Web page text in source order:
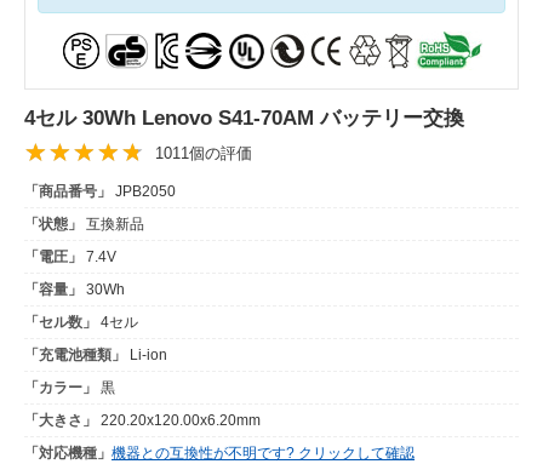
4セル 30Wh Lenovo S41-70AM バッテリー交換
1011個の評価
「商品番号」
JPB2050
「状態」
互換新品
「電圧」
7.4V
「容量」
30Wh
「セル数」
4セル
「充電池種類」
Li-ion
「カラー」
黒
「大きさ」
220.20x120.00x6.20mm
「対応機種」 機器との互換性が不明です? クリックして確認